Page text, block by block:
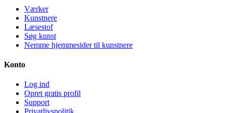
Værker
Kunstnere
Læsestof
Søg kunst
Nemme hjemmesider til kunstnere
Konto
Log ind
Opret gratis profil
Support